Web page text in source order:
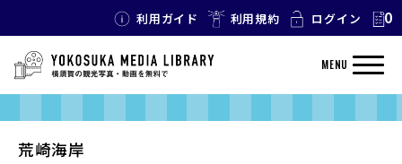
利用ガイド 利用規約 ログイン 0
MENU
荒崎海岸